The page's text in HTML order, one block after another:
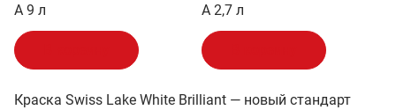
A 9 л
A 2,7 л
Краска Swiss Lake White Brilliant — новый стандарт